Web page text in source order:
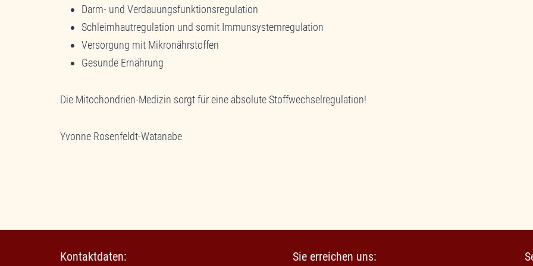
Darm- und Verdauungsfunktionsregulation
Schleimhautregulation und somit Immunsystemregulation
Versorgung mit Mikronährstoffen
Gesunde Ernährung
Die Mitochondrien-Medizin sorgt für eine absolute Stoffwechselregulation!
Yvonne Rosenfeldt-Watanabe
Kontaktdaten: Sie erreichen uns: